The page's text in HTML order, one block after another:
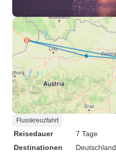
Flusskreuzfahrt
Reisedauer
7 Tage
Destinationen
Deutschland